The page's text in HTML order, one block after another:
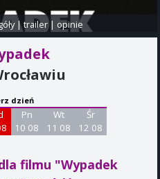
|trailer | opinie
dzień
Pn
10 08
Wt
11 08
Śr
12 08
filmu "Wypadek